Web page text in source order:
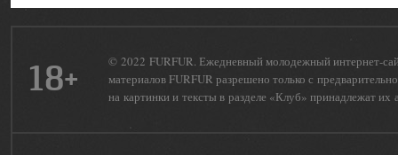
18+
© 2022 FURFUR. Ежедневный молодежный интернет-
материалов FURFUR разрешено только с
на картинки и тексты в разделе «Клуб» принадлежат их